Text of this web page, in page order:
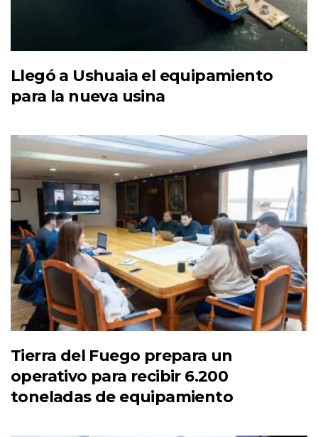
Llegó a Ushuaia el equipamiento
para la nueva usina
Tierra del Fuego prepara un
operativo para recibir 6.200
toneladas de equipamiento